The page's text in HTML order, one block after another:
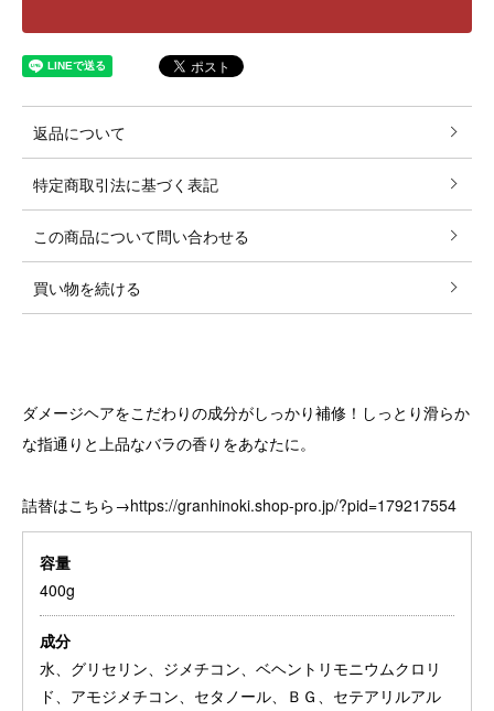
返品について
特定商取引法に基づく表記
この商品について問い合わせる
買い物を続ける
DETAIL
ダメージヘアをこだわりの成分がしっかり補修！しっとり滑らか
な指通りと上品なバラの香りをあなたに。
詰替はこちら→https://granhinoki.shop-pro.jp/?pid=179217554
容量
400g
成分
水、グリセリン、ジメチコン、ベヘントリモニウムクロリ
ド、アモジメチコン、セタノール、ＢＧ、セテアリルアル